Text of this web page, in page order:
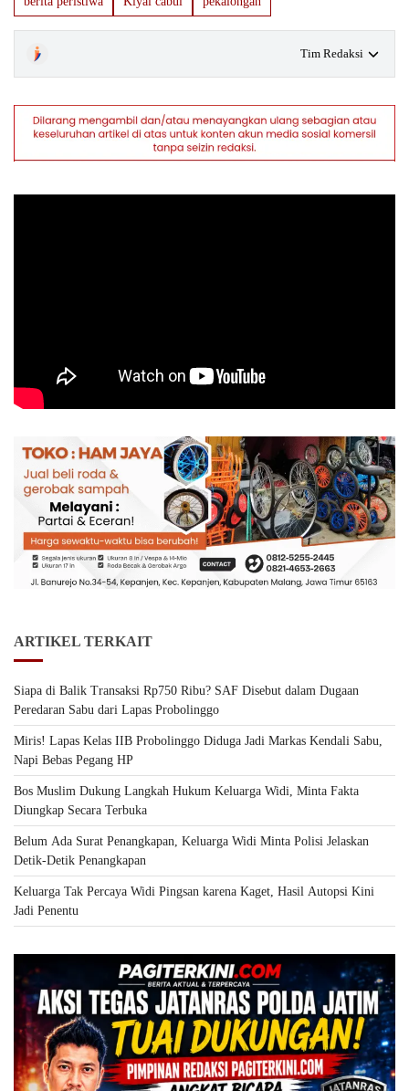
Tim Redaksi
ARTIKEL TERKAIT
Siapa di Balik Transaksi Rp750 Ribu? SAF Disebut dalam Dugaan
Peredaran Sabu dari Lapas Probolinggo
Miris! Lapas Kelas IIB Probolinggo Diduga Jadi Markas Kendali Sabu,
Napi Bebas Pegang HP
Bos Muslim Dukung Langkah Hukum Keluarga Widi, Minta Fakta
Diungkap Secara Terbuka
Belum Ada Surat Penangkapan, Keluarga Widi Minta Polisi Jelaskan
Detik-Detik Penangkapan
Keluarga Tak Percaya Widi Pingsan karena Kaget, Hasil Autopsi Kini
Jadi Penentu